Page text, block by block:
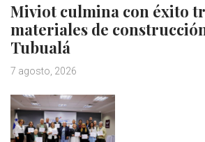
Miviot culmina con éxito
materiales de
Tubualá
7 agosto, 2026